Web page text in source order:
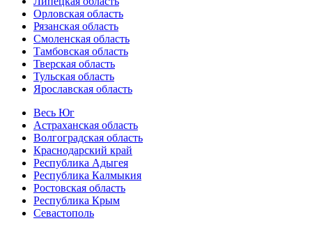
Орловская область
Рязанская область
Смоленская область
Тамбовская область
Тверская область
Тульская область
Ярославская область
Весь Юг
Астраханская область
Волгоградская область
Краснодарский край
Республика Адыгея
Республика Калмыкия
Ростовская область
Республика Крым
Севастополь